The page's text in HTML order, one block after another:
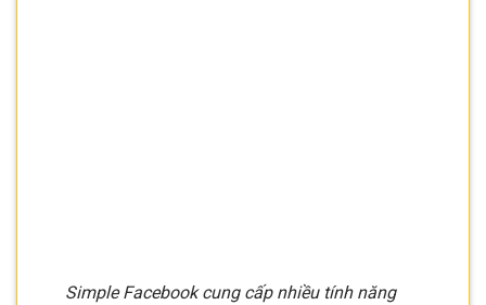
Simple Facebook cung cấp nhiều tính năng